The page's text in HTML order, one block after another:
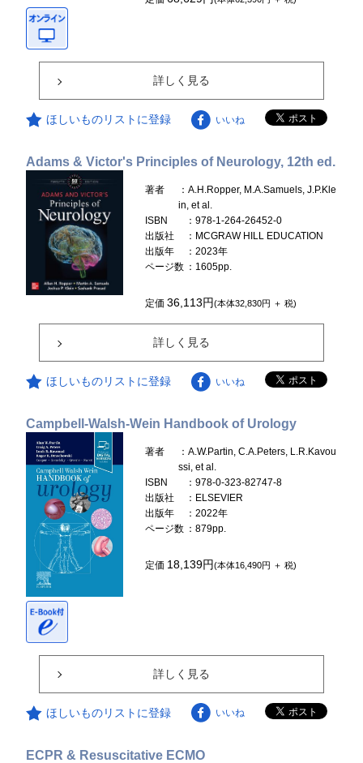
詳しく見る
ほしいものリストに登録 いいね
Adams & Victor's Principles of Neurology, 12th ed.
著者
：A.H.Ropper, M.A.Samuels, J.P.Kle
in, et al.
ISBN
：978-1-264-26452-0
出版社
：MCGRAW HILL EDUCATION
出版年
：2023年
ページ数 ：1605pp.
定価36,113円(本体32,830円 ＋ 税)
詳しく見る
ほしいものリストに登録 いいね
Campbell-Walsh-Wein Handbook of Urology
著者
：A.W.Partin, C.A.Peters, L.R.Kavou
ssi, et al.
ISBN
：978-0-323-82747-8
出版社
：ELSEVIER
出版年
：2022年
ページ数 ：879pp.
定価 18,139円(本体16,490円 ＋ 税)
詳しく見る
ほしいものリストに登録 いいね
ECPR & Resuscitative ECMO